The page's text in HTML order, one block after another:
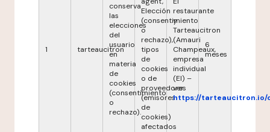
1 tarteaucitron
conserva
las
elecciones
del
usuario
en
materia
de
cookies
(consentimiento
o
rechazo).
Elección
(consentimiento
o
rechazo),
tipos
de
cookies
o de
proveedores
(emisores
de
cookies)
afectados
restaurante
y
Tarteaucitron
(Amauri
Champeaux,
empresa
individual
(EI) –
ver
https://tarteaucitron.io/
6
meses